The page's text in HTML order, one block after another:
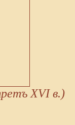
XVI в.)